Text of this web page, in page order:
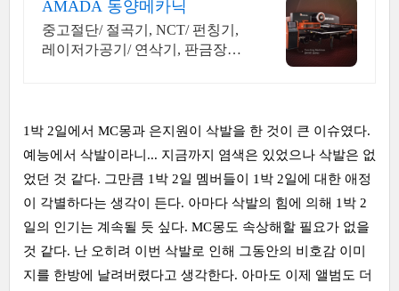
AMADA 동양메카닉
중고절단/ 절곡기, NCT/ 펀칭기,
레이저가공기/ 연삭기, 판금장비
1박 2일에서 MC몽과 은지원이 삭발을 한 것이 큰 이슈였다.
예능에서 삭발이라니... 지금까지 염색은 있었으나 삭발은 없
었던 것 같다. 그만큼 1박 2일 멤버들이 1박 2일에 대한 애정
이 각별하다는 생각이 든다. 아마다 삭발의 힘에 의해 1박 2
일의 인기는 계속될 듯 싶다. MC몽도 속상해할 필요가 없을
것 같다. 난 오히려 이번 삭발로 인해 그동안의 비호감 이미
지를 한방에 날려버렸다고 생각한다. 아마도 이제 앨범도 더